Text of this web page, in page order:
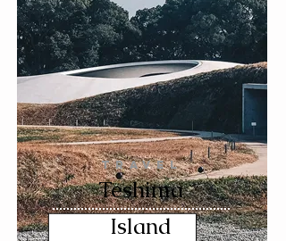
TRAVEL
Teshima
Island